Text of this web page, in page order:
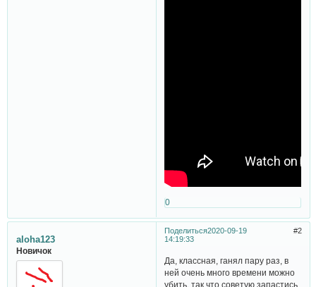
0
Поделиться 2
2020-09-19
14:19:33
aloha123
Новичок
Да, классная, ганял пару раз, в
ней очень много времени можно
убить, так что советую запастись